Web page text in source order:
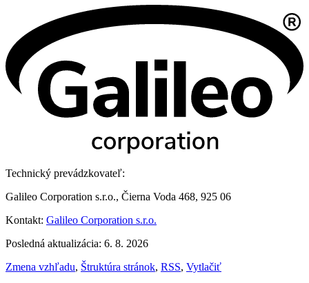
Technický prevádzkovateľ:
Galileo Corporation s.r.o., Čierna Voda 468, 925 06
Kontakt: Galileo Corporation s.r.o.
Posledná aktualizácia: 6. 8. 2026
Zmena vzhľadu, Štruktúra stránok, RSS, Vytlačiť